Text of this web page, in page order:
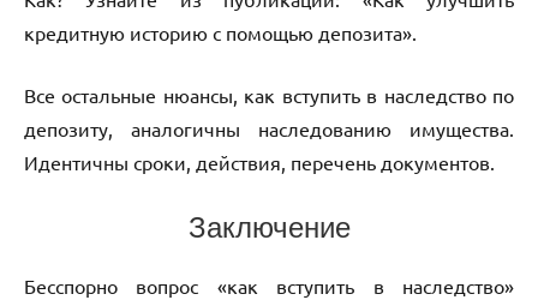
кредитную историю с помощью депозита».
Все остальные нюансы, как вступить в наследство по
депозиту, аналогичны наследованию имущества.
Идентичны сроки, действия, перечень документов.
Заключение
Бесспорно вопрос «как вступить в наследство»